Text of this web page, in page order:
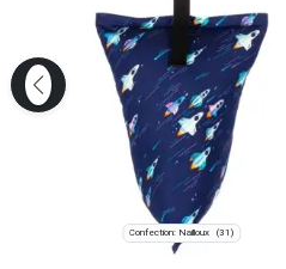
Confection: Nailloux (31)